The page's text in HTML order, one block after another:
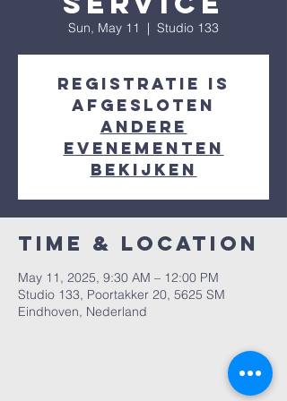
Sun, May 11
  |
Studio 133
Registratie is
afgesloten
Andere
evenementen
bekijken
Time & Location
May 11, 2025, 9:30 AM – 12:00 PM
Studio 133, Poortakker 20, 5625 SM
Eindhoven, Nederland